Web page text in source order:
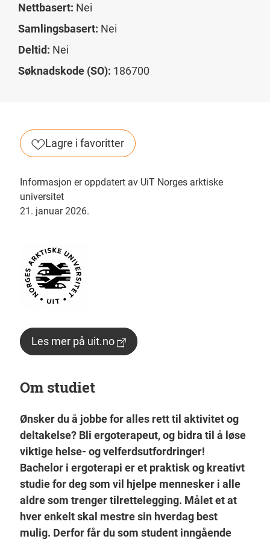
Nettbasert: Nei
Samlingsbasert: Nei
Deltid: Nei
Søknadskode (SO): 186700
Lagre i favoritter
Informasjon er oppdatert av UiT Norges arktiske
universitet
21. januar 2026.
Les mer på uit.no
Om studiet
Ønsker du å jobbe for alles rett til aktivitet og
deltakelse? Bli ergoterapeut, og bidra til å løse
viktige helse- og velferdsutfordringer!
Bachelor i ergoterapi er et praktisk og kreativt
studie for deg som vil hjelpe mennesker i alle
aldre som trenger tilrettelegging. Målet et at
hver enkelt skal mestre sin hverdag best
mulig. Derfor får du som student inngående